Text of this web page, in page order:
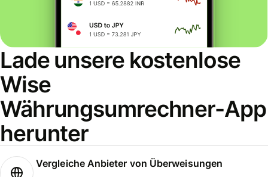
Lade unsere kostenlose
Wise
Währungsumrechner-App
herunter
Vergleiche Anbieter von Überweisungen